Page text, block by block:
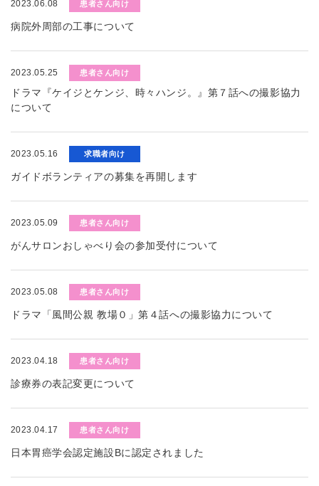
2023.06.08 患者さん向け
病院外周部の工事について
2023.05.25 患者さん向け
ドラマ『ケイジとケンジ、時々ハンジ。』第７話への撮影協力
について
2023.05.16 求職者向け
ガイドボランティアの募集を再開します
2023.05.09 患者さん向け
がんサロンおしゃべり会の参加受付について
2023.05.08 患者さん向け
ドラマ「風間公親 教場０」第４話への撮影協力について
2023.04.18 患者さん向け
診療券の表記変更について
2023.04.17 患者さん向け
日本胃癌学会認定施設Bに認定されました